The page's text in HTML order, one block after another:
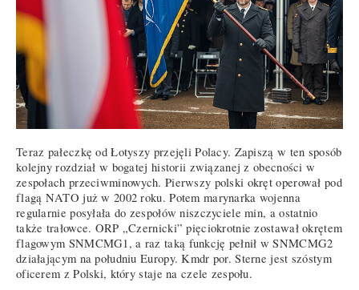
Teraz pałeczkę od Łotyszy przejęli Polacy. Zapiszą w ten sposób
kolejny rozdział w bogatej historii związanej z obecności w
zespołach przeciwminowych. Pierwszy polski okręt operował pod
flagą NATO już w 2002 roku. Potem marynarka wojenna
regularnie posyłała do zespołów niszczyciele min, a ostatnio
także trałowce. ORP „Czernicki” pięciokrotnie zostawał okrętem
flagowym SNMCMG1, a raz taką funkcję pełnił w SNMCMG2
działającym na południu Europy. Kmdr por. Sterne jest szóstym
oficerem z Polski, który staje na czele zespołu.